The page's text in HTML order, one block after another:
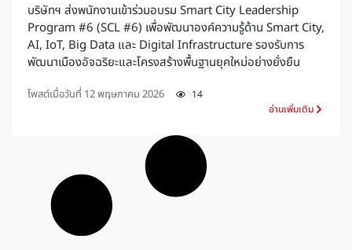
บริษัทฯ ส่งพนักงานเข้าร่วมอบรม Smart City Leadership
Program #6 (SCL #6) เพื่อพัฒนาองค์ความรู้ด้าน Smart City,
AI, IoT, Big Data และ Digital Infrastructure รองรับการ
พัฒนาเมืองอัจฉริยะและโครงสร้างพื้นฐานยุคใหม่อย่างยั่งยืน
โพสต์เมื่อวันที่ 12 พฤษภาคม 2026
14
อ่านเพิ่มเติม